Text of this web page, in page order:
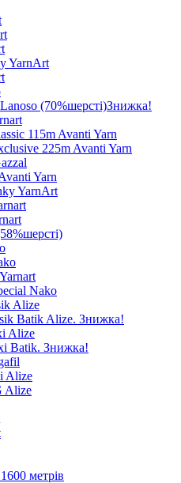
YarnArt
(70%шерсті)Знижка!
115m Avanti Yarn
225m Avanti Yarn
Yarn
YarnArt
Nako
Alize
Batik Alize. Знижка!
Alize
Batik. Знижка!
Alize
Alize
метрів